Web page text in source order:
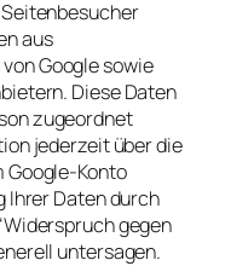
aus
Google sowie
Diese Daten
zugeordnet
jederzeit über die
Google-Konto
Ihrer Daten durch
gegen
untersagen.